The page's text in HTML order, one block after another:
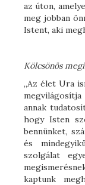
az úton,
meg jobban
Istent, aki
Kölcsönös
„Az élet Ura
megvilágosítja
annak
hogy Isten
bennünket,
és
szolgálat
kaptunk